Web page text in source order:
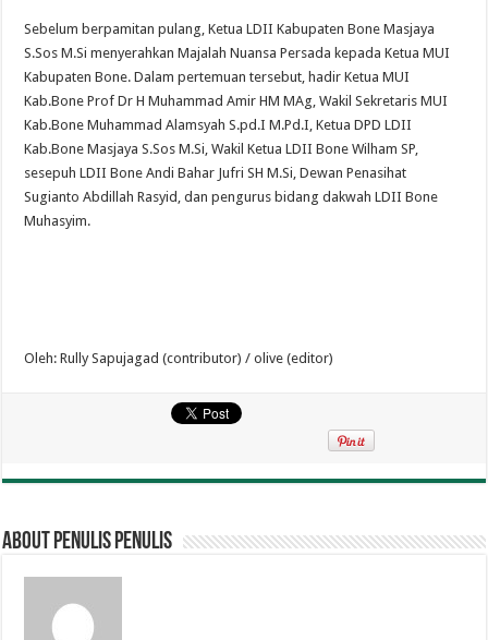
Sebelum berpamitan pulang, Ketua LDII Kabupaten Bone Masjaya
S.Sos M.Si menyerahkan Majalah Nuansa Persada kepada Ketua MUI
Kabupaten Bone. Dalam pertemuan tersebut, hadir Ketua MUI
Kab.Bone Prof Dr H Muhammad Amir HM MAg, Wakil Sekretaris MUI
Kab.Bone Muhammad Alamsyah S.pd.I M.Pd.I, Ketua DPD LDII
Kab.Bone Masjaya S.Sos M.Si, Wakil Ketua LDII Bone Wilham SP,
sesepuh LDII Bone Andi Bahar Jufri SH M.Si, Dewan Penasihat
Sugianto Abdillah Rasyid, dan pengurus bidang dakwah LDII Bone
Muhasyim.
Oleh: Rully Sapujagad (contributor) / olive (editor)
About penulis penulis